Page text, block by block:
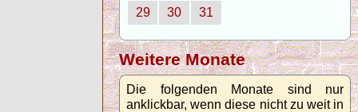
29
30 31
Weitere Monate
Die folgenden Monate sind nur
anklickbar, wenn diese nicht zu weit in